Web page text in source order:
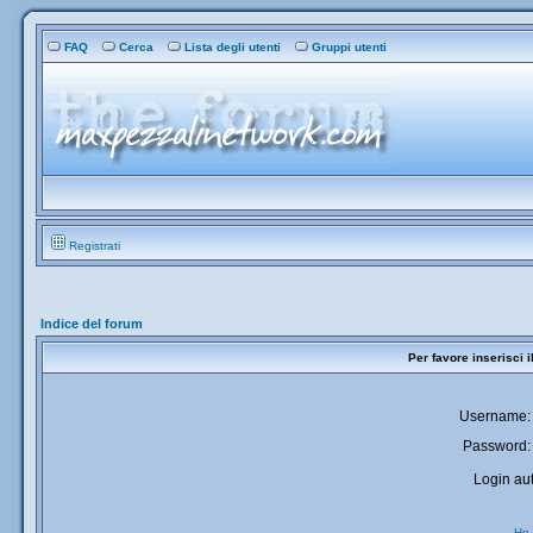
FAQ Cerca Lista degli utenti Gruppi utenti
Registrati
Indice del forum
Per favore inserisci
Username:
Password:
Login